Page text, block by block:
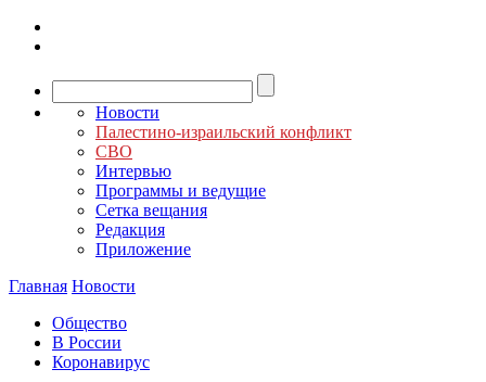
Новости
Палестино-израильский конфликт
СВО
Интервью
Программы и ведущие
Сетка вещания
Редакция
Приложение
Главная Новости
Общество
В России
Коронавирус